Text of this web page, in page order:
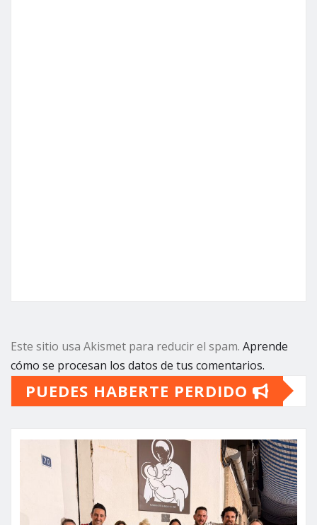
Este sitio usa Akismet para reducir el spam. Aprende
cómo se procesan los datos de tus comentarios.
PUEDES HABERTE PERDIDO